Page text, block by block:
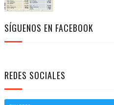
SÍGUENOS EN FACEBOOK
REDES SOCIALES